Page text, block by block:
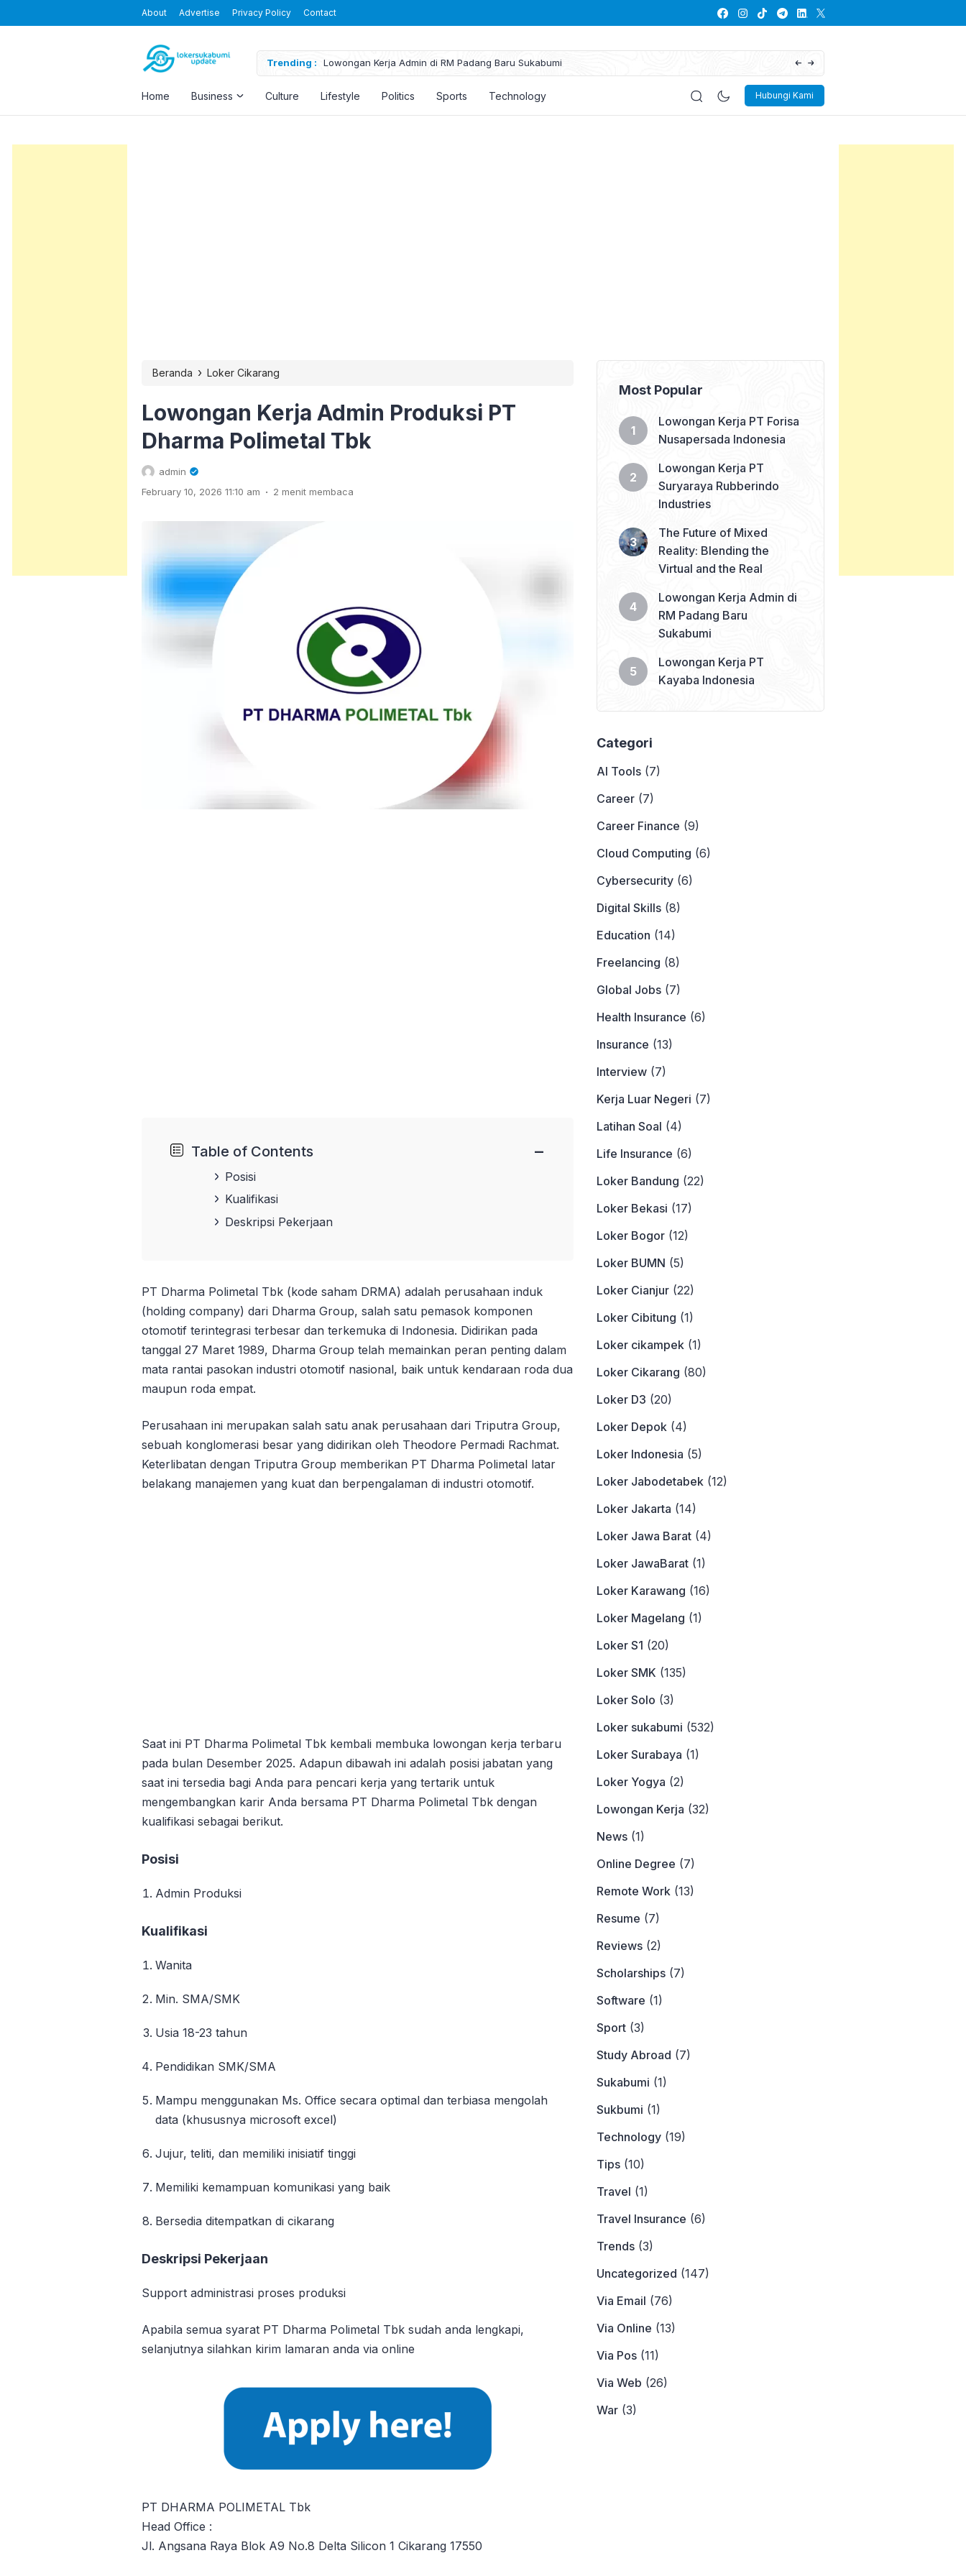
About Advertise Privacy Policy Contact
Trending : Lowongan Kerja Admin di RM Padang Baru Sukabumi Lowongan Kerja PT Kayaba Indonesia
Hubungi Kami
Home Business Culture Lifestyle Politics Sports Technology
Beranda › Loker Cikarang
Lowongan Kerja Admin Produksi PT
Dharma Polimetal Tbk
admin
February 10, 2026 11:10 am . 2 menit membaca
Table of Contents −
Posisi
Kualifikasi
Deskripsi Pekerjaan
PT Dharma Polimetal Tbk (kode saham DRMA) adalah perusahaan induk
(holding company) dari Dharma Group, salah satu pemasok komponen
otomotif terintegrasi terbesar dan terkemuka di Indonesia. Didirikan pada
tanggal 27 Maret 1989, Dharma Group telah memainkan peran penting dalam
mata rantai pasokan industri otomotif nasional, baik untuk kendaraan roda dua
maupun roda empat.
Perusahaan ini merupakan salah satu anak perusahaan dari Triputra Group,
sebuah konglomerasi besar yang didirikan oleh Theodore Permadi Rachmat.
Keterlibatan dengan Triputra Group memberikan PT Dharma Polimetal latar
belakang manajemen yang kuat dan berpengalaman di industri otomotif.
Saat ini PT Dharma Polimetal Tbk kembali membuka lowongan kerja terbaru
pada bulan Desember 2025. Adapun dibawah ini adalah posisi jabatan yang
saat ini tersedia bagi Anda para pencari kerja yang tertarik untuk
mengembangkan karir Anda bersama PT Dharma Polimetal Tbk dengan
kualifikasi sebagai berikut.
Posisi
Admin Produksi
Kualifikasi
Wanita
Min. SMA/SMK
Usia 18-23 tahun
Pendidikan SMK/SMA
Mampu menggunakan Ms. Office secara optimal dan terbiasa mengolah
data (khususnya microsoft excel)
Jujur, teliti, dan memiliki inisiatif tinggi
Memiliki kemampuan komunikasi yang baik
Bersedia ditempatkan di cikarang
Deskripsi Pekerjaan
Support administrasi proses produksi
Apabila semua syarat PT Dharma Polimetal Tbk sudah anda lengkapi,
selanjutnya silahkan kirim lamaran anda via online
PT DHARMA POLIMETAL Tbk
Head Office :
Jl. Angsana Raya Blok A9 No.8 Delta Silicon 1 Cikarang 17550
Most Popular
Lowongan Kerja PT Forisa
Nusapersada Indonesia
Lowongan Kerja PT
Suryaraya Rubberindo
Industries
The Future of Mixed
Reality: Blending the
Virtual and the Real
Lowongan Kerja Admin di
RM Padang Baru
Sukabumi
Lowongan Kerja PT
Kayaba Indonesia
Categori
AI Tools (7)
Career (7)
Career Finance (9)
Cloud Computing (6)
Cybersecurity (6)
Digital Skills (8)
Education (14)
Freelancing (8)
Global Jobs (7)
Health Insurance (6)
Insurance (13)
Interview (7)
Kerja Luar Negeri (7)
Latihan Soal (4)
Life Insurance (6)
Loker Bandung (22)
Loker Bekasi (17)
Loker Bogor (12)
Loker BUMN (5)
Loker Cianjur (22)
Loker Cibitung (1)
Loker cikampek (1)
Loker Cikarang (80)
Loker D3 (20)
Loker Depok (4)
Loker Indonesia (5)
Loker Jabodetabek (12)
Loker Jakarta (14)
Loker Jawa Barat (4)
Loker JawaBarat (1)
Loker Karawang (16)
Loker Magelang (1)
Loker S1 (20)
Loker SMK (135)
Loker Solo (3)
Loker sukabumi (532)
Loker Surabaya (1)
Loker Yogya (2)
Lowongan Kerja (32)
News (1)
Online Degree (7)
Remote Work (13)
Resume (7)
Reviews (2)
Scholarships (7)
Software (1)
Sport (3)
Study Abroad (7)
Sukabumi (1)
Sukbumi (1)
Technology (19)
Tips (10)
Travel (1)
Travel Insurance (6)
Trends (3)
Uncategorized (147)
Via Email (76)
Via Online (13)
Via Pos (11)
Via Web (26)
War (3)